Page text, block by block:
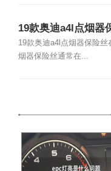
19款奥迪a4l点烟器
19款奥迪a4l点烟器保险丝
烟器保险丝通常在...